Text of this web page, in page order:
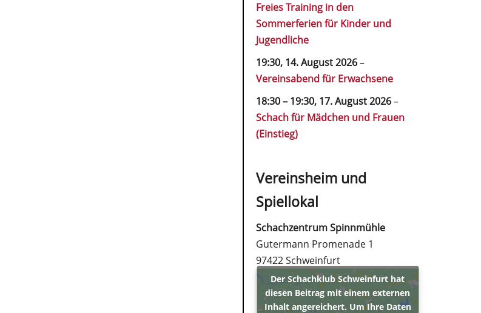
Freies Training in den
Sommerferien für Kinder und
Jugendliche
19:30, 14. August 2026–
Vereinsabend für Erwachsene
18:30– 19:30, 17. August 2026–
Schach für Mädchen und Frauen
(Einstieg)
Vereinsheim und
Spiellokal
Schachzentrum Spinnmühle
Gutermann Promenade 1
97422 Schweinfurt
Der Schachklub Schweinfurt hat
diesen Beitrag mit einem externen
Inhalt angereichert. Um Ihre Daten